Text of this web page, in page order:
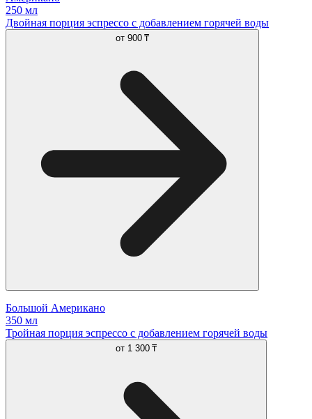
250 мл
Двойная порция эспрессо с добавлением горячей воды
от 900 ₸
Большой Американо
350 мл
Тройная порция эспрессо с добавлением горячей воды
от 1 300 ₸